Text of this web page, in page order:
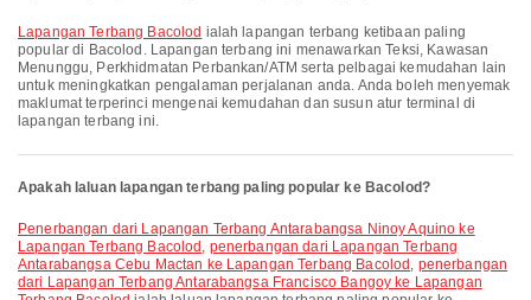
Lapangan Terbang Bacolod ialah lapangan terbang ketibaan paling
popular di Bacolod. Lapangan terbang ini menawarkan Teksi, Kawasan
Menunggu, Perkhidmatan Perbankan/ATM serta pelbagai kemudahan lain
untuk meningkatkan pengalaman perjalanan anda. Anda boleh menyemak
maklumat terperinci mengenai kemudahan dan susun atur terminal di
lapangan terbang ini.
Apakah laluan lapangan terbang paling popular ke Bacolod?
penerbangan dari Lapangan Terbang Antarabangsa Ninoy Aquino ke
Lapangan Terbang Bacolod , penerbangan dari Lapangan Terbang
Antarabangsa Cebu Mactan ke Lapangan Terbang Bacolod , penerbangan
dari Lapangan Terbang Antarabangsa Francisco Bangoy ke Lapangan